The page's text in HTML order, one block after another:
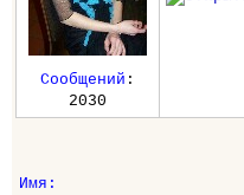
Сообщений :
2030
Имя: